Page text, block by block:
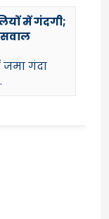
में गंदगी;
सवाल
जमा गंदा